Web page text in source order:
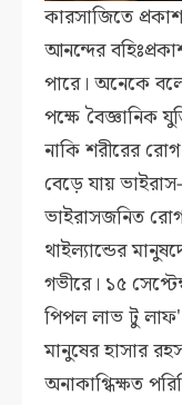
কারসাজিতে
আনন্দের
পারে। অনেকে
পক্ষে বৈজ্ঞানিক
নাকি শরীরের রোগ
বেড়ে যায়
ভাইরাসজনিত
থাইল্যান্ডের
গভীরে। ১৫
পিপল লাভ টু লাফ'
মানুষের হাসার
অনাকাগ্ধিক্ষত